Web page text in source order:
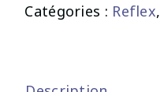
Catégories : Reflex,